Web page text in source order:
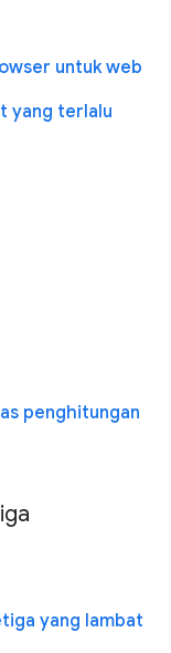
untuk web
yang terlalu
penghitungan
yang lambat